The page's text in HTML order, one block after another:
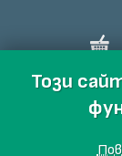
Този